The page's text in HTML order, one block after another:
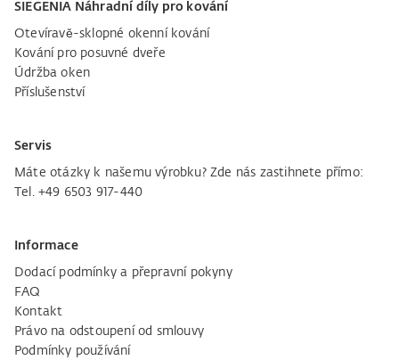
SIEGENIA Náhradní díly pro kování
Otevíravě-sklopné okenní kování
Kování pro posuvné dveře
Údržba oken
Příslušenství
Servis
Máte otázky k našemu výrobku? Zde nás zastihnete přímo:
Tel. +49 6503 917-440
Informace
Dodací podmínky a přepravní pokyny
FAQ
Kontakt
Právo na odstoupení od smlouvy
Podmínky používání